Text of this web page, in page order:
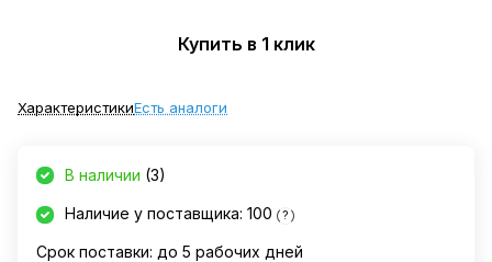
Купить в 1 клик
ХарактеристикиЕсть аналоги
В наличии (3)
Наличие у поставщика: 100 ?
Срок поставки: до 5 рабочих дней